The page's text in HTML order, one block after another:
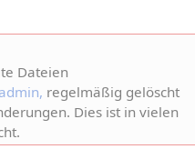
Dateien
regelmäßig gelöscht
Dies ist in vielen